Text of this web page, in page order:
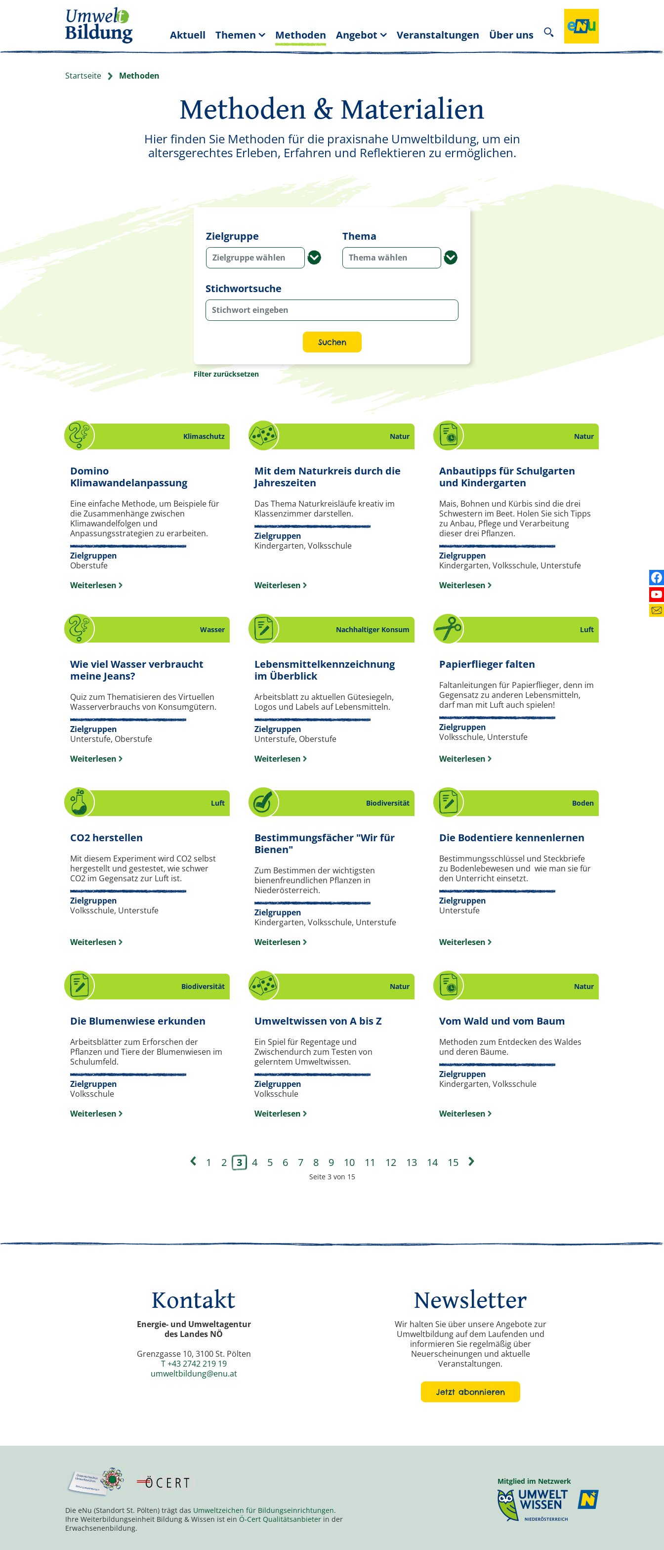
Aktuell Themen Methoden Angebot Veranstaltungen Über uns
Startseite Methoden
Methoden & Materialien
Hier finden Sie Methoden für die praxisnahe Umweltbildung, um ein
altersgerechtes Erleben, Erfahren und Reflektieren zu ermöglichen.
Zielgruppe
Zielgruppe wählen
Thema
Thema wählen
Stichwortsuche
Suchen
Filter zurücksetzen
Klimaschutz
Domino
Klimawandelanpassung. Quiz zum Thema Klimaschutz.
Eine einfache Methode, um Beispiele für
die Zusammenhänge zwischen
Klimawandelfolgen und
Anpassungsstrategien zu erarbeiten.
Zielgruppen
Oberstufe
Weiterlesen
Natur
Mit dem Naturkreis durch die
Jahreszeiten . Spiel zum Thema Natur.
Das Thema Naturkreisläufe kreativ im
Klassenzimmer darstellen.
Zielgruppen
Kindergarten, Volksschule
Weiterlesen
Natur
Anbautipps für Schulgarten
und Kindergarten. Stundenbild zum Thema
Mais, Bohnen und Kürbis sind die drei
Schwestern im Beet. Holen Sie sich Tipps
zu Anbau, Pflege und Verarbeitung
dieser drei Pflanzen.
Zielgruppen
Kindergarten, Volksschule, Unterstufe
Weiterlesen
Wasser
Wie viel Wasser verbraucht
meine Jeans? . Quiz zum Thema Wasser.
Quiz zum Thematisieren des Virtuellen
Wasserverbrauchs von Konsumgütern.
Zielgruppen
Unterstufe, Oberstufe
Weiterlesen
Nachhaltiger Konsum
Lebensmittel­kennzeichnung
im Überblick. Arbeitsblatt zum Thema Nachhaltiger Konsum.
Arbeitsblatt zu aktuellen Gütesiegeln,
Logos und Labels auf Lebensmitteln.
Zielgruppen
Unterstufe, Oberstufe
Weiterlesen
Luft
Papierflieger falten. Bastelanleitung zum
Faltanleitungen für Papierflieger, denn im
Gegensatz zu anderen Lebensmitteln,
darf man mit Luft auch spielen!
Zielgruppen
Volksschule, Unterstufe
Weiterlesen
Luft
CO2 herstellen . Experiment zum Thema Luft.
Mit diesem Experiment wird CO2 selbst
hergestellt und gestestet, wie schwer
CO2 im Gegensatz zur Luft ist.
Zielgruppen
Volksschule, Unterstufe
Weiterlesen
Biodiversität
Bestimmungsfächer "Wir für
Bienen". Checkliste zum Thema Biodiversität.
Zum Bestimmen der wichtigsten
bienenfreundlichen Pflanzen in
Niederösterreich.
Zielgruppen
Kindergarten, Volksschule, Unterstufe
Weiterlesen
Boden
Die Bodentiere kennenlernen. Arbeitsblatt
Bestimmungsschlüssel und Steckbriefe
zu Bodenlebewesen und wie man sie für
den Unterricht einsetzt.
Zielgruppen
Unterstufe
Weiterlesen
Biodiversität
Die Blumenwiese erkunden . Arbeitsblatt zum Thema Biodiversität.
Arbeitsblätter zum Erforschen der
Pflanzen und Tiere der Blumenwiesen im
Schulumfeld.
Zielgruppen
Volksschule
Weiterlesen
Natur
Umweltwissen von A bis Z. Spiel zum Thema Natur.
Ein Spiel für Regentage und
Zwischendurch zum Testen von
gelerntem Umweltwissen.
Zielgruppen
Volksschule
Weiterlesen
Natur
Vom Wald und vom Baum. Stundenbild zum
Methoden zum Entdecken des Waldes
und deren Bäume.
Zielgruppen
Kindergarten, Volksschule
Weiterlesen
1 2 3 4 5 6 7 8 9 10 11 12 13 14 15
Seite 3 von 15
Kontakt
Energie- und Umweltagentur
des Landes NÖ
Grenzgasse 10, 3100 St. Pölten
T +43 2742 219 19
umweltbildung@enu.at
Newsletter
Wir halten Sie über unsere Angebote zur
Umweltbildung auf dem Laufenden und
informieren Sie regelmäßig über
Neuerscheinungen und aktuelle
Veranstaltungen.
Jetzt abonnieren
Die eNu (Standort St. Pölten) trägt das Umweltzeichen für Bildungseinrichtungen.
Ihre Weiterbildungseinheit Bildung & Wissen ist ein Ö-Cert Qualitätsanbieter in der
Erwachsenenbildung.
Mitglied im Netzwerk